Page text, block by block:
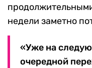
недели заметно
«Уже на
очередной